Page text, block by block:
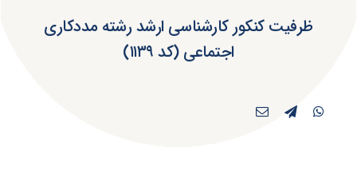
ظرفیت کنکور کارشناسی ارشد رشته مددکاری
اجتماعی (کد ۱۱۳۹)